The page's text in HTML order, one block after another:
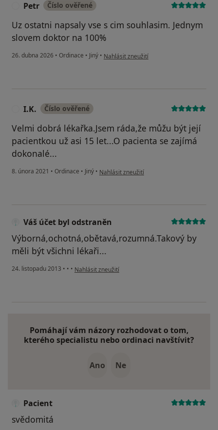
Petr Číslo ověřené
Uz ostatni napsaly vse s cim souhlasim. Jednym
slovem doktor na 100%
26. dubna 2026 • Ordinace • Jiný • podle názoru uživatele Petr
Nahlásit zneužití
I.K. Číslo ověřené
Velmi dobrá lékařka.Jsem ráda,že můžu být její
pacientkou už asi 15 let...O pacienta se zajímá
dokonalé...
8. února 2021 • Ordinace • Jiný • podle názoru uživatele I.K.
Nahlásit zneužití
Váš účet byl odstraněn
Výborná,ochotná,obětavá,rozumná.Takový by
měli být všichni lékaři...
24. listopadu 2013 • • • podle názoru uživatele Váš účet byl odstraněn
Nahlásit zneužití
Pomáhají vám názory rozhodovat o tom,
kterého specialistu nebo ordinaci navštívit?
Ano Ne
Pacient
svědomitá